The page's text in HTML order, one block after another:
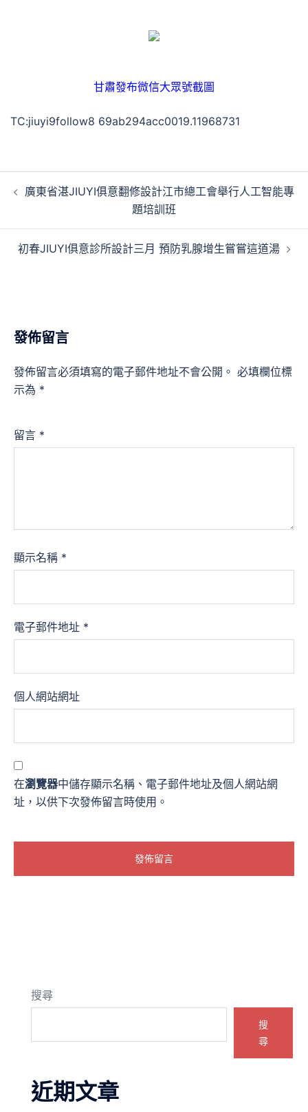
甘肅發布微信大眾號截圖
TC:jiuyi9follow8 69ab294acc0019.11968731
章
廣東省湛JIUYI俱意翻修設計江市總工會舉行人工智能專
題培訓班
初春JIUYI俱意診所設計三月 預防乳腺增生嘗嘗這道湯
發佈留言
發佈留言必須填寫的電子郵件地址不會公開。 必填欄位標
示為 *
留言 *
顯示名稱 *
電子郵件地址 *
個人網站網址
在瀏覽器中儲存顯示名稱、電子郵件地址及個人網站網
址，以供下次發佈留言時使用。
搜尋
搜
尋
近期文章